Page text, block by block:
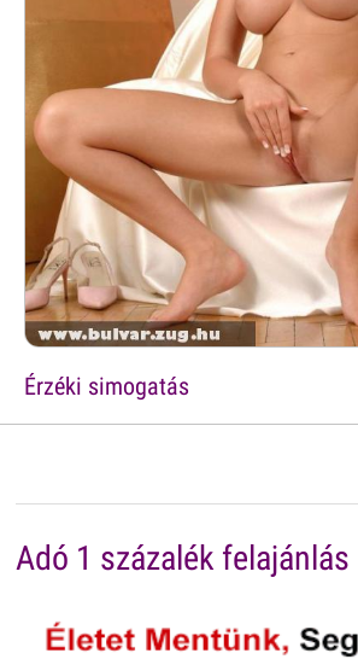
Érzéki simogatás
Adó 1 százalék felajánlás